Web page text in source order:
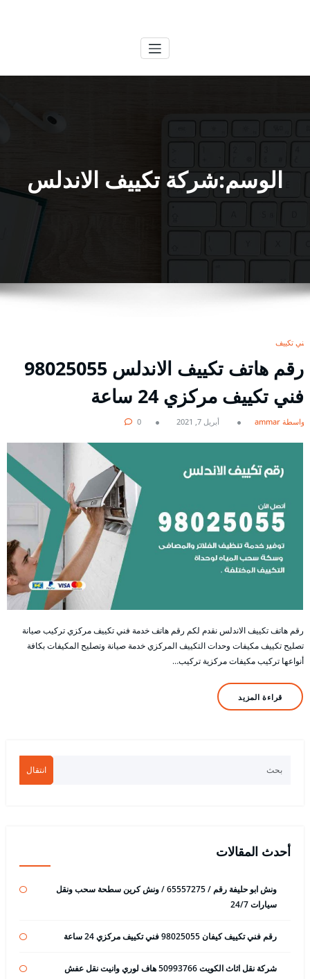
الوسم:شركة تكييف الاندلس
فني تكييف
رقم هاتف تكييف الاندلس 98025055
فني تكييف مركزي 24 ساعة
بواسطة ammar أبريل 7, 2021 0
رقم هاتف تكييف الاندلس نقدم لكم رقم هاتف خدمة فني تكييف مركزي تركيب صيانة
تصليح تكييف مكيفات وحدات التكييف المركزي خدمة صيانة وتصليح المكيفات بكافة
أنواعها تركيب مكيفات مركزية تركيب…
قراءة المزيد
انتقال
أحدث المقالات
ونش ابو حليفة رقم / 65557275 / ونش كرين سطحة سحب ونقل
سيارات 24/7
رقم فني تكييف كيفان 98025055 فني تكييف مركزي 24 ساعة
شركة نقل اثاث الكويت 50993766 هاف لوري وانيت نقل عفش